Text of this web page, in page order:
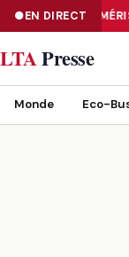
EN DIRECT
NUMÉRISATION : LE
LTAPresse
Monde Eco-